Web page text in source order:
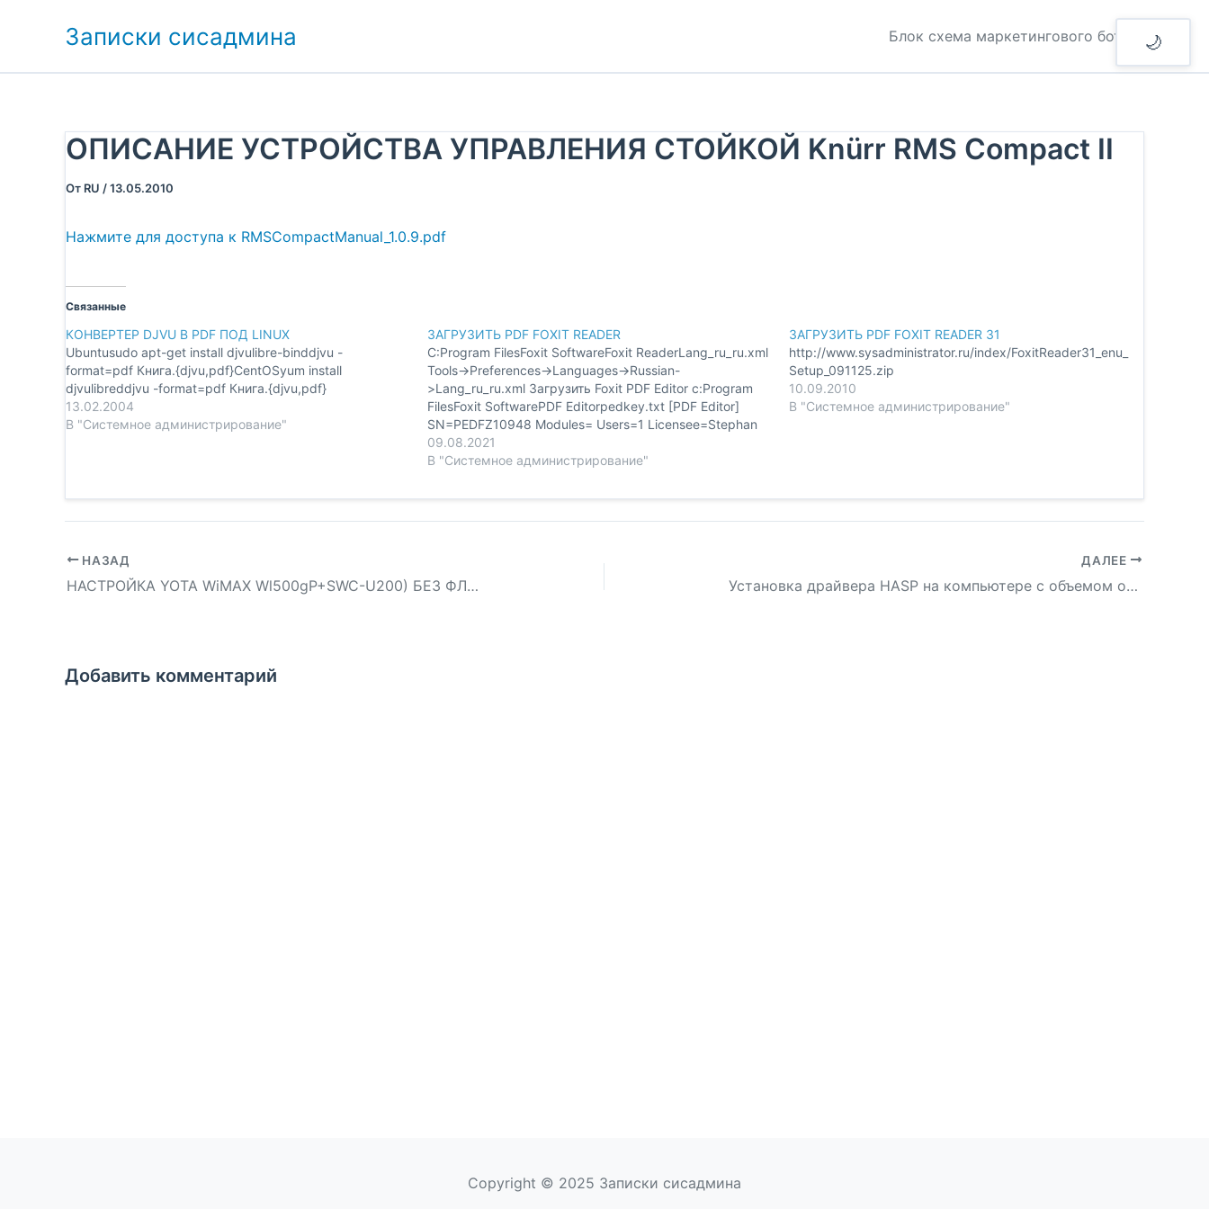
🌙
Записки сисадмина Блок схема маркетингового бота
ОПИСАНИЕ УСТРОЙСТВА УПРАВЛЕНИЯ СТОЙКОЙ Knürr RMS Compact II
От RU /13.05.2010
Нажмите для доступа к RMSCompactManual_1.0.9.pdf
Связанные
КОНВЕРТЕР DJVU В PDF ПОД LINUX
Ubuntusudo apt-get install djvulibre-binddjvu -
format=pdf Книга.{djvu,pdf}CentOSyum install
djvulibreddjvu -format=pdf Книга.{djvu,pdf}
13.02.2004
В "Системное администрирование"
ЗАГРУЗИТЬ PDF FOXIT READER
C:Program FilesFoxit SoftwareFoxit ReaderLang_ru_ru.xml
Tools->Preferences->Languages->Russian-
>Lang_ru_ru.xml Загрузить Foxit PDF Editor c:Program
FilesFoxit SoftwarePDF Editorpedkey.txt [PDF Editor]
SN=PEDFZ10948 Modules= Users=1 Licensee=Stephan
Huck LicenseDate=2007/09/13
Sign=96516D0E442783F1624B599CF4D06C5276E8256
Restrictions=
09.08.2021
В "Системное администрирование"
ЗАГРУЗИТЬ PDF FOXIT READER 31
http://www.sysadministrator.ru/index/FoxitReader31_enu_
Setup_091125.zip
10.09.2010
В "Системное администрирование"
НАЗАД
НАСТРОЙКА YOTA WiMAX Wl500gP+SWC-U200) БЕЗ ФЛЕШКИ
ДАЛЕЕ
Установка драйвера HASP на компьютере с объемом оперативной памяти больше 4 Гбайт
Добавить комментарий
Copyright © 2025 Записки сисадмина